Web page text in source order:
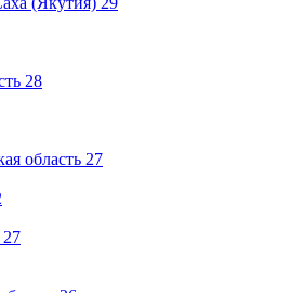
28
область 27
27